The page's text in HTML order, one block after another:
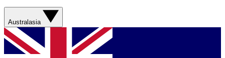
Australasia